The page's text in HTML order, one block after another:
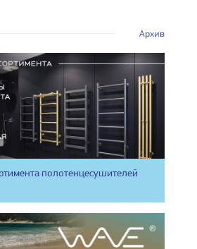
Архив
полотенцесушителей